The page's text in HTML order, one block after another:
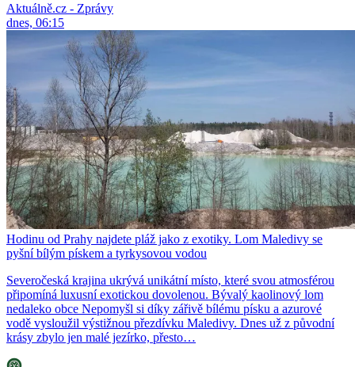
Aktuálně.cz - Zprávy
dnes, 06:15
Hodinu od Prahy najdete pláž jako z exotiky. Lom Maledivy se
pyšní bílým pískem a tyrkysovou vodou
Severočeská krajina ukrývá unikátní místo, které svou atmosférou
připomíná luxusní exotickou dovolenou. Bývalý kaolinový lom
nedaleko obce Nepomyšl si díky zářivě bílému písku a azurové
vodě vysloužil výstižnou přezdívku Maledivy. Dnes už z původní
krásy zbylo jen malé jezírko, přesto…